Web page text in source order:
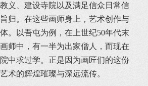
义、建设寺院以及满足信众日常信
归。在这些画师身上，艺术创作与
。以吾屯为例，在上世纪50年代末
师中，有一半为出家僧人，而现在
中求过学。正是因为画匠们的这份
术的辉煌璀璨与深远流传。